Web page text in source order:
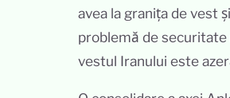
avea la granița de vest
problemă de securitate
vestul Iranului este